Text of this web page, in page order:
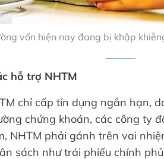
vốn hiện nay đang bị khập
hỗ trợ NHTM
chỉ cấp tín dụng ngắn hạn,
chứng khoán, các công ty
NHTM phải gánh trên vai
sách như trái phiếu chính